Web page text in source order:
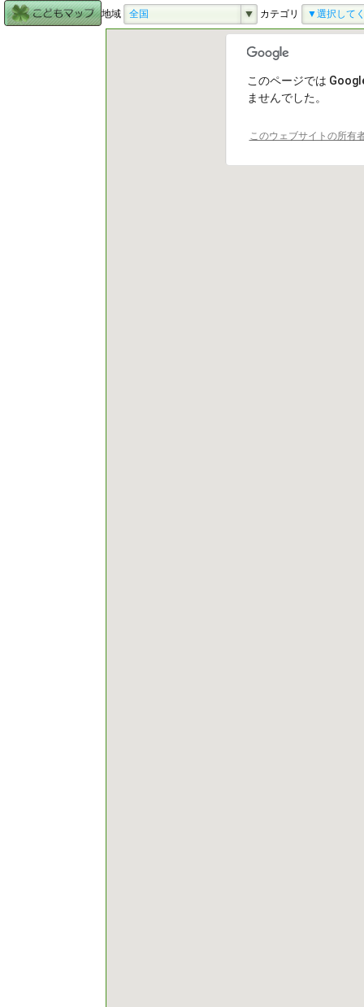
地域 全国 カテゴリ ▼選択して
このページでは
ませんでした。
このウェブサイトの所有
このページでは
ませんでした。
このウェブサイトの所有